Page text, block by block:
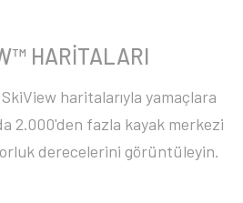
HARİTALARI
haritalarıyla yamaçlara
2.000'den fazla kayak merkezi
derecelerini görüntüleyin.